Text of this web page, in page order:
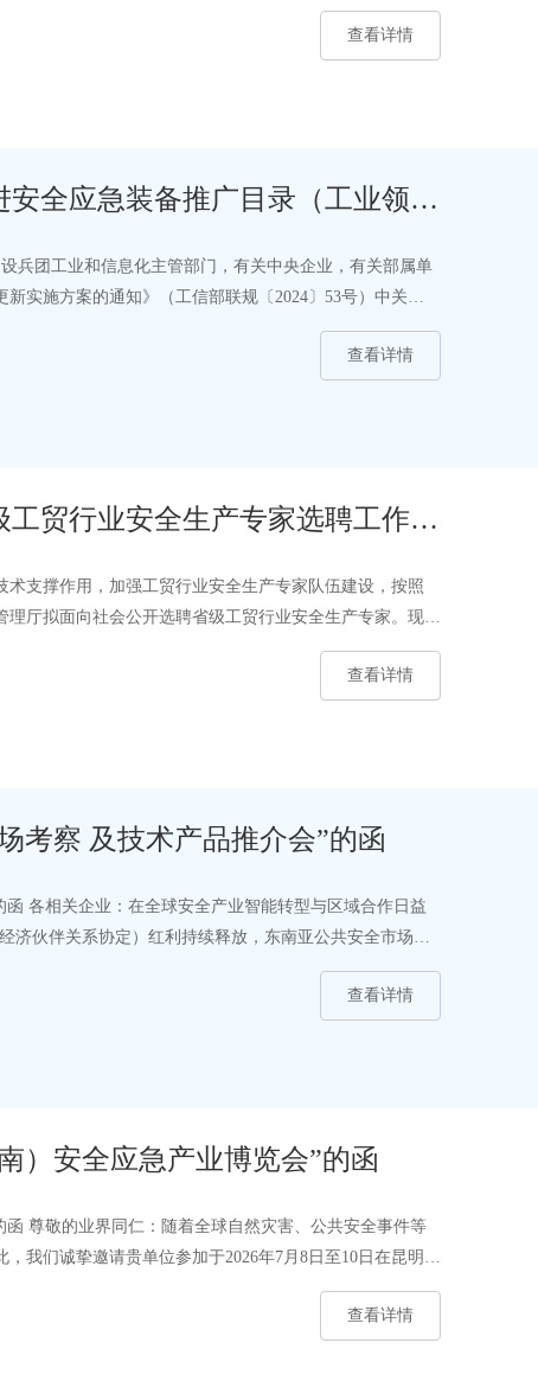
查看详情
全应急装备推广目录（工业领域
兵团工业和信息化主管部门，有关中央企业，有关部属单
实施方案的通知》（工信部联规〔2024〕53号）中关
查看详情
贸行业安全生产专家选聘工作的
支撑作用，加强工贸行业安全生产专家队伍建设，按照
理厅拟面向社会公开选聘省级工贸行业安全生产专家。现将
查看详情
考察 及技术产品推介会”的函
各相关企业：在全球安全产业智能转型与区域合作日益
济伙伴关系协定）红利持续释放，东南亚公共安全市场正
查看详情
）安全应急产业博览会”的函
尊敬的业界同仁：随着全球自然灾害、公共安全事件等
我们诚挚邀请贵单位参加于2026年7月8日至10日在昆明举
查看详情